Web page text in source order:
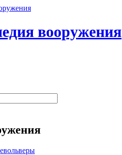
вооружения